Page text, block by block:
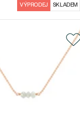
VÝPRODEJ SKLADEM